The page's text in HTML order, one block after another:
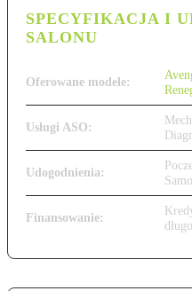
SPECYFIKACJA I
SALONU
Oferowane modele:
Usługi ASO:
Udogodnienia:
Finansowanie: